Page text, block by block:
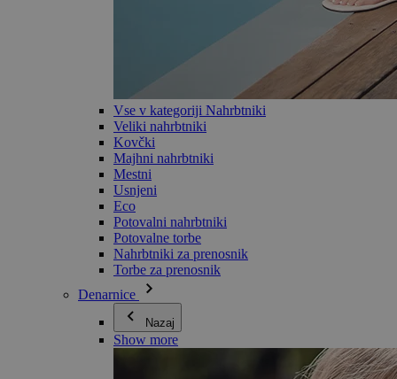
Vse v kategoriji Nahrbtniki
Veliki nahrbtniki
Kovčki
Majhni nahrbtniki
Mestni
Usnjeni
Eco
Potovalni nahrbtniki
Potovalne torbe
Nahrbtniki za prenosnik
Torbe za prenosnik
Denarnice
Nazaj
Show more